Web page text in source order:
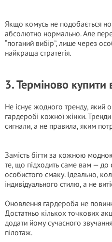
Якщо комусь не подобається
абсолютно нормально. Але
“поганий вибір”, лише через
найкраща стратегія.
3. Терміново купити
Не існує жодного тренду, який
гардеробі кожної жінки.
сигнали, а не правила, яким
Замість бігти за кожною
те, що підходить саме вам — до
особистого смаку. Ідеально,
індивідуального стилю, а не
Оновлення гардероба не
Достатньо кількох точкових
додати йому сучасного
пілотаж.